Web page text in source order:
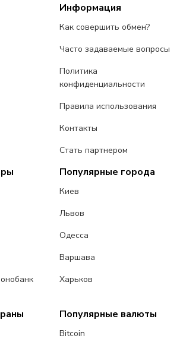
Информация
Как совершить обмен?
Часто задаваемые вопросы
Политика
конфиденциальности
Правила использования
Контакты
Стать партнером
Популярные города
Киев
Львов
Одесса
Варшава
Харьков
Популярные валюты
Bitcoin